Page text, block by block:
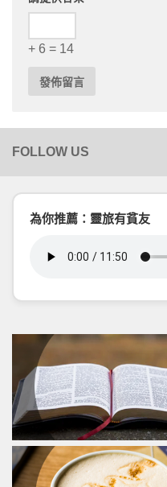
+ 6 = 14
為你推薦：靈旅有貧友